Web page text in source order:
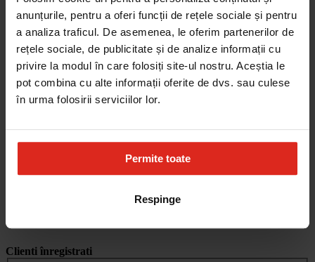
anunțurile, pentru a oferi funcții de rețele sociale și pentru
a analiza traficul. De asemenea, le oferim partenerilor de
rețele sociale, de publicitate și de analize informații cu
privire la modul în care folosiți site-ul nostru. Aceștia le
pot combina cu alte informații oferite de dvs. sau culese
în urma folosirii serviciilor lor.
Permite toate
Respinge
Cautare dupa produse
Cautare dupa piesa
Cautare dupa produse
Cautare dupa piesa
Devino partener
Parteneri
Conectare client
Clienti înregistrati